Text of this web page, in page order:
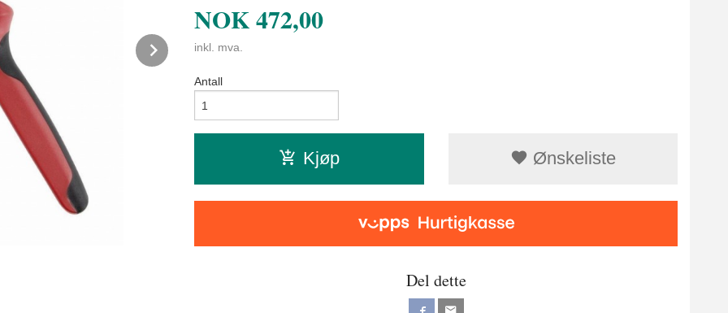
Next
NOK472,00
inkl. mva.
Antall
Kjøp Ønskeliste
Del dette